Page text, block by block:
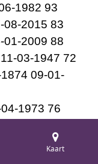
1982 93
08-2015 83
01-2009 88
03-1947 72
09-01-
1973 76
Kaart